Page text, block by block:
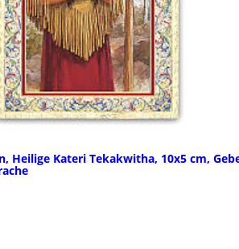
Heilige Kateri Tekakwitha, 10x5 cm,